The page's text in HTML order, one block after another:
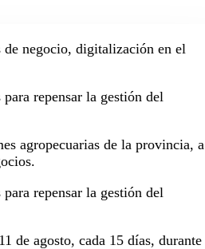
de negocio, digitalización en el
repensar la gestión del
agropecuarias de la provincia, a
repensar la gestión del
de agosto, cada 15 días, durante